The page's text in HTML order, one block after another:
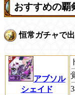
おすすめの覇
恒常ガチャで
アブソル
シェイド